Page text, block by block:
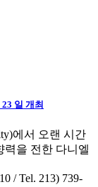
일 개최
에서 오랜 시간
력을 전한 다니엘
/ Tel. 213) 739-